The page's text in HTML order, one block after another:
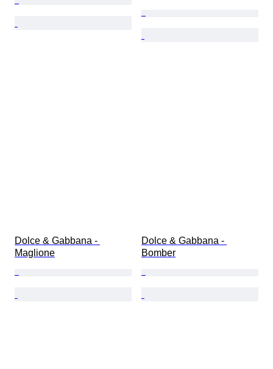
Dolce & Gabbana -
Maglione
Dolce & Gabbana -
Bomber